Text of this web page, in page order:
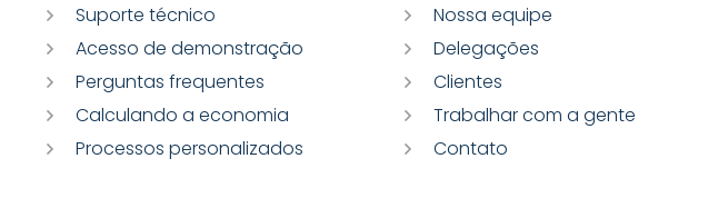
Suporte técnico
Acesso de demonstração
Perguntas frequentes
Calculando a economia
Processos personalizados
Nossa equipe
Delegações
Clientes
Trabalhar com a gente
Contato